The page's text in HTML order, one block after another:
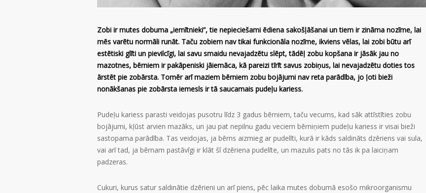
Zobi ir mutes dobuma „iemītnieki”, tie nepieciešami ēdiena sakošļāšanai un tiem ir zināma nozīme, lai
mēs varētu normāli runāt. Taču zobiem nav tikai funkcionāla nozīme, ikviens vēlas, lai zobi būtu arī
estētiski glīti un pievilcīgi, lai savu smaidu nevajadzētu slēpt, tādēļ zobu kopšana ir jāsāk jau no
mazotnes, bērniem ir pakāpeniski jāiemāca, kā pareizi tīrīt savus zobiņus, lai nevajadzētu doties tos
ārstēt pie zobārsta. Tomēr arī maziem bērniem zobu bojājumi nav reta parādība, jo ļoti bieži
nonākšanas pie zobārsta iemesls ir tā saucamais pudeļu kariess.
Pudeļu kariess parasti veidojas pusotru līdz 3 gadus bērniem, taču vecums, kad sāk attīstīties zobu
bojājumi, kļūst arvien mazāks, un jau pat nepilnu gadu veciem bērniņiem pudeļu kariess ir visai bieži
sastopama parādība. Tas veidojas, ja bērns aizmieg ar pudelīti, kurā ir kāds saldināts dzēriens vai sula,
vai arī tad, ja bērnam pastāvīgi ir klāt šī dzēriena pudelīte, un mazulis pats no tās ik pa laiciņam
padzeras.
Cukuri, kurus satur saldinātie dzērieni un arī piens, pēc laika mutes dobumā esošo mikroorganismu